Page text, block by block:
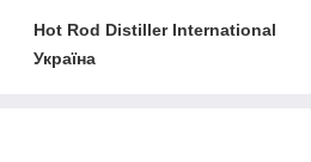
Hot Rod Distiller International
Україна